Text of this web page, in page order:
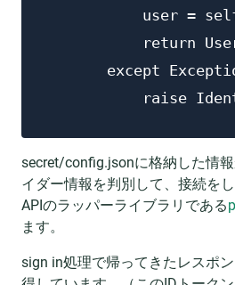
user =
return
except
raise
secret/config.jsonに格納した情
イダー情報を判別して、接続を
APIのラッパーライブラリである
ます。
sign in処理で帰ってきたレスポ